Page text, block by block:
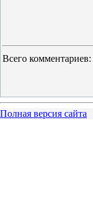
Всего комментариев:
Полная версия сайта